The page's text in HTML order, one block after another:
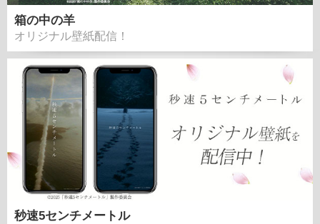
箱の中の羊
オリジナル壁紙配信！
秒速5センチメートル